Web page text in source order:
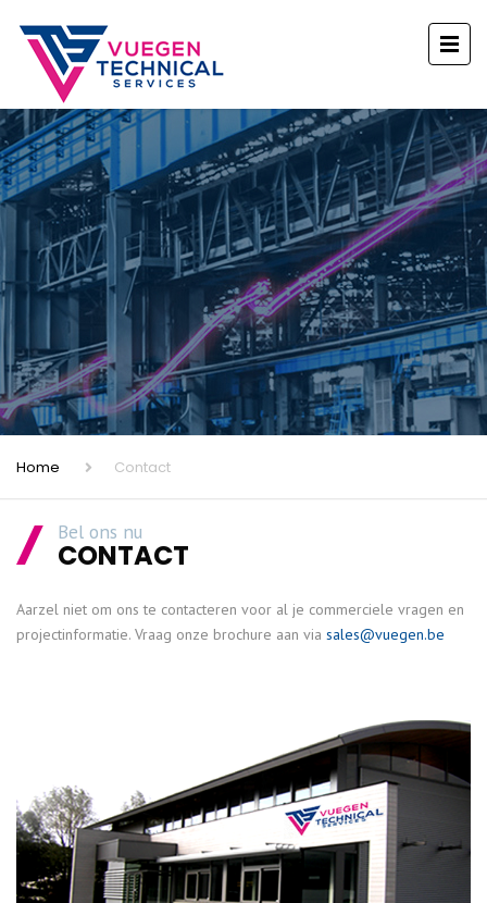
Home Contact
Bel ons nu
CONTACT
Aarzel niet om ons te contacteren voor al je commerciele vragen en
projectinformatie. Vraag onze brochure aan via sales@vuegen.be